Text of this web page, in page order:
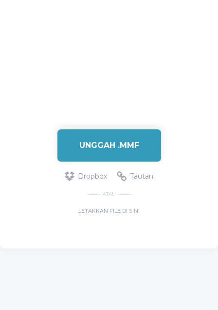
UNGGAH .MMF
Dropbox Tautan
ATAU
LETAKKAN FILE DI SINI